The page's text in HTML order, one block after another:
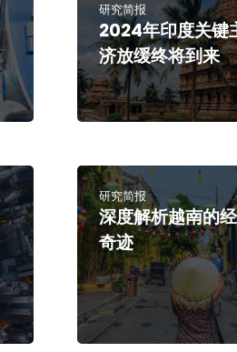
研究简报
2024年印度关键
济放缓终将到来
研究简报
深度解析越南的
奇迹